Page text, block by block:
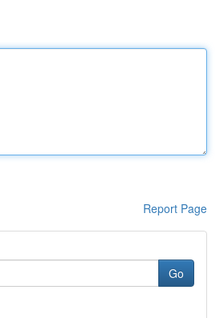
Report Page
Go